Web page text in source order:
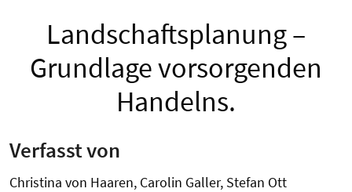
Landschaftsplanung –
Grundlage vorsorgenden
Handelns.
Verfasst von
Christina von Haaren, Carolin Galler, Stefan Ott